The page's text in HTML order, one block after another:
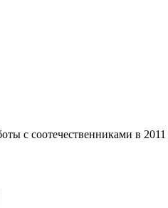
с соотечественниками в 2011